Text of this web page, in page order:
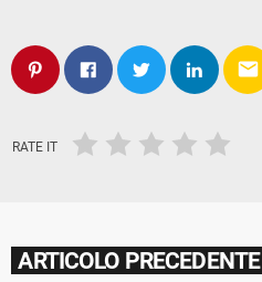
email
RATE IT
ARTICOLO PRECEDENTE